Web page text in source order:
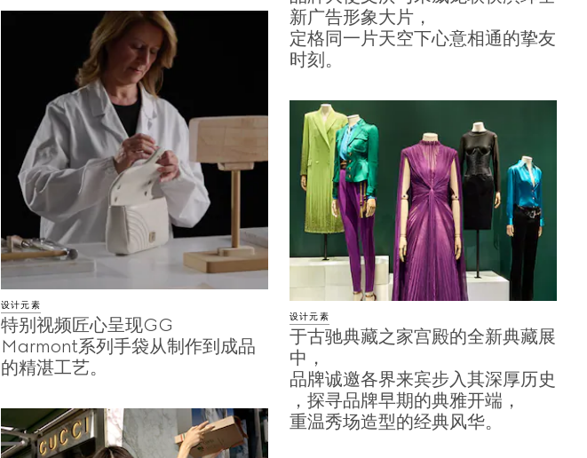
新广告形象大片，
定格同一片天空下心意相通的挚友
时刻。
设计元素
特别视频匠心呈现GG
Marmont系列手袋从制作到成品
的精湛工艺。
设计元素
于古驰典藏之家宫殿的全新典藏展
中，
品牌诚邀各界来宾步入其深厚历史
，探寻品牌早期的典雅开端，
重温秀场造型的经典风华。